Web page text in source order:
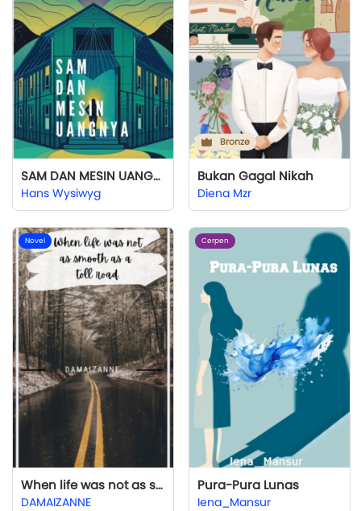
SAM DAN MESIN UANGNYA
Hans Wysiwyg
Bronze
Bukan Gagal Nikah
Diena Mzr
Novel
When life was not as smooth as a toll road
DAMAIZANNE
Cerpen
Pura-Pura Lunas
Iena_Mansur